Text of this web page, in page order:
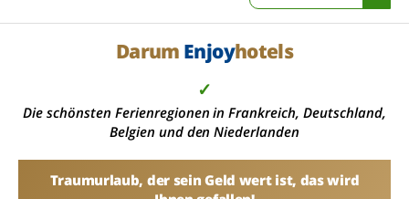
Darum Enjoyhotels
✓
Die schönsten Ferienregionen in Frankreich, Deutschland,
Belgien und den Niederlanden
Traumurlaub, der sein Geld wert ist, das wird